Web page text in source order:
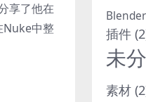
享了他在
Nuke中整
插件
未
素材